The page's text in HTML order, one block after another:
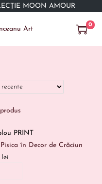
MOON AMOUR
0
PRINT
în Decor de Crăciun
lei